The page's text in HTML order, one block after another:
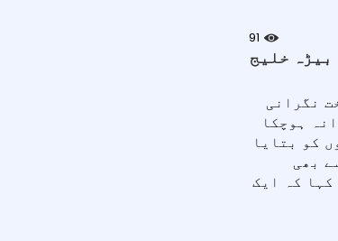
91
بیڑہ خلیج
نگرانی
ہوچکا
کو بتایا
بھی
کہ ایک